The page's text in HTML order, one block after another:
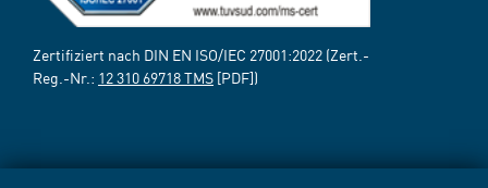
Zertifiziert nach DIN EN ISO/IEC 27001:2022 (Zert.-
Reg.-Nr.: 12 310 69718 TMS [PDF])